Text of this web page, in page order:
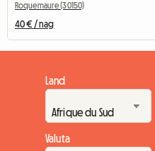
Roquemaure (30150)
40 € / nag
Land
Valuta